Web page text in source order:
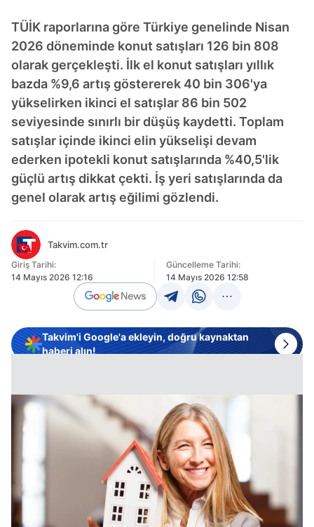
TÜİK raporlarına göre Türkiye genelinde Nisan
2026 döneminde konut satışları 126 bin 808
olarak gerçekleşti. İlk el konut satışları yıllık
bazda %9,6 artış göstererek 40 bin 306'ya
yükselirken ikinci el satışlar 86 bin 502
seviyesinde sınırlı bir düşüş kaydetti. Toplam
satışlar içinde ikinci elin yükselişi devam
ederken ipotekli konut satışlarında %40,5'lik
güçlü artış dikkat çekti. İş yeri satışlarında da
genel olarak artış eğilimi gözlendi.
Takvim.com.tr
Giriş Tarihi:
14 Mayıs 2026 12:16
Güncelleme Tarihi:
14 Mayıs 2026 12:58
Takvim'i Google'a ekleyin, doğru kaynaktan
haberi alın!